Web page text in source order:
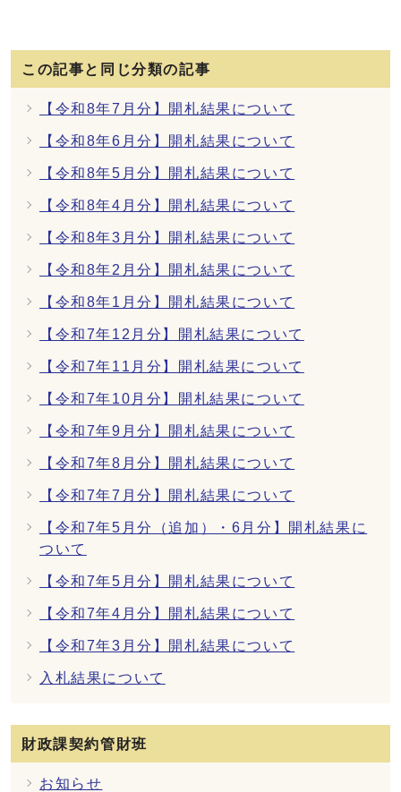
この記事と同じ分類の記事
【令和8年7月分】開札結果について
【令和8年6月分】開札結果について
【令和8年5月分】開札結果について
【令和8年4月分】開札結果について
【令和8年3月分】開札結果について
【令和8年2月分】開札結果について
【令和8年1月分】開札結果について
【令和7年12月分】開札結果について
【令和7年11月分】開札結果について
【令和7年10月分】開札結果について
【令和7年9月分】開札結果について
【令和7年8月分】開札結果について
【令和7年7月分】開札結果について
【令和7年5月分（追加）・6月分】開札結果に
ついて
【令和7年5月分】開札結果について
【令和7年4月分】開札結果について
【令和7年3月分】開札結果について
入札結果について
財政課契約管財班
お知らせ